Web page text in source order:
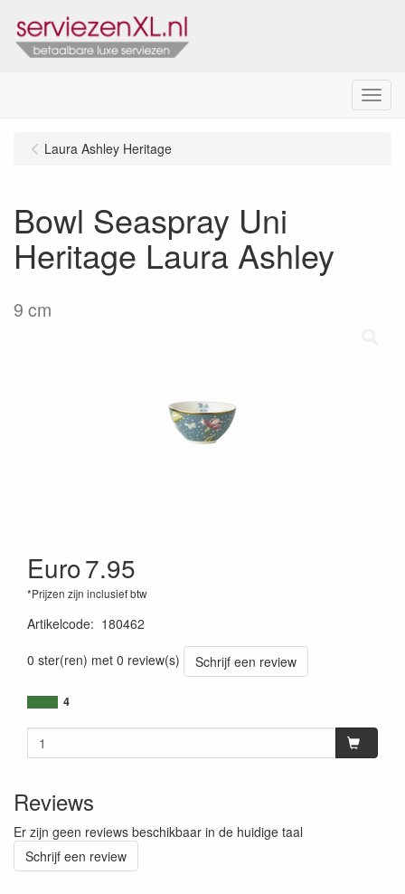
Menu
Laura Ashley Heritage
Bowl Seaspray Uni
Heritage Laura Ashley
9 cm
Euro7.95
*Prijzen zijn inclusief btw
Artikelcode: 180462
0 ster(ren) met 0 review(s)
Schrijf een review
4
Reviews
Er zijn geen reviews beschikbaar in de huidige taal
Schrijf een review